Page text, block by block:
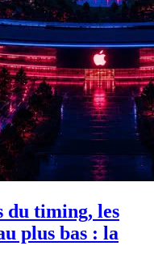
du timing, les
plus bas : la